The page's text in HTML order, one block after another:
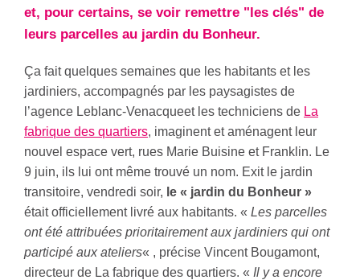
et, pour certains, se voir remettre "les clés" de
leurs parcelles au jardin du Bonheur.
Ça fait quelques semaines que les habitants et les
jardiniers, accompagnés par les paysagistes de
l’agence Leblanc-Venacqueet les techniciens de La
fabrique des quartiers, imaginent et aménagent leur
nouvel espace vert, rues Marie Buisine et Franklin. Le
9 juin, ils lui ont même trouvé un nom. Exit le jardin
transitoire, vendredi soir, le « jardin du Bonheur »
était officiellement livré aux habitants. « Les parcelles
ont été attribuées prioritairement aux jardiniers qui ont
participé aux ateliers« , précise Vincent Bougamont,
directeur de La fabrique des quartiers. « Il y a encore